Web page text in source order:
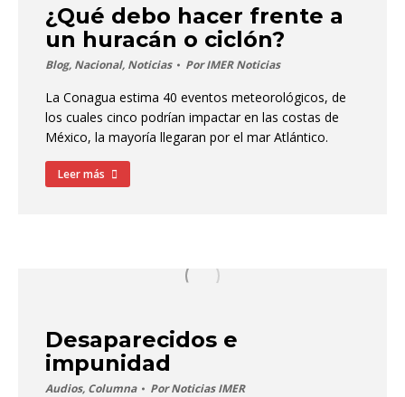
¿Qué debo hacer frente a
un huracán o ciclón?
Blog, Nacional, Noticias PorIMER Noticias
La Conagua estima 40 eventos meteorológicos, de
los cuales cinco podrían impactar en las costas de
México, la mayoría llegaran por el mar Atlántico.
Leer más
Desaparecidos e
impunidad
Audios, Columna PorNoticias IMER